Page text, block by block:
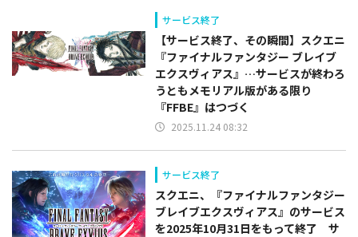
サービス終了
【サービス終了、その瞬間】スクエニ
『ファイナルファンタジー ブレイブ
エクスヴィアス』…サービスが終わろ
うともメモリアル版がある限り
『FFBE』はつづく
2025.11.24 08:32
サービス終了
スクエニ、『ファイナルファンタジー
ブレイブエクスヴィアス』のサービス
を2025年10月31日をもって終了 サ